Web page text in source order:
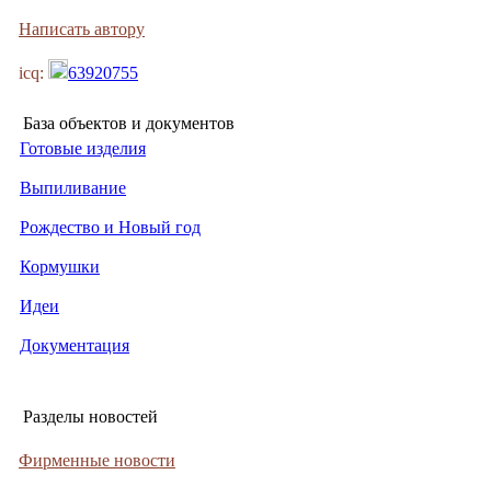
Написать автору
icq: 63920755
База объектов и документов
Готовые изделия
Выпиливание
Рождество и Новый год
Кормушки
Идеи
Документация
Разделы новостей
Фирменные новости